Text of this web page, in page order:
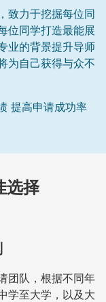
致力于挖掘每位同
位同学打造最能展
业的背景提升导师
为自己获得与众不
提高申请成功率
选择
团队，根据不同年
学至大学，以及大